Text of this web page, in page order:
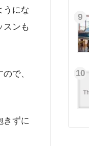
うにな
スンも
で、
きずに